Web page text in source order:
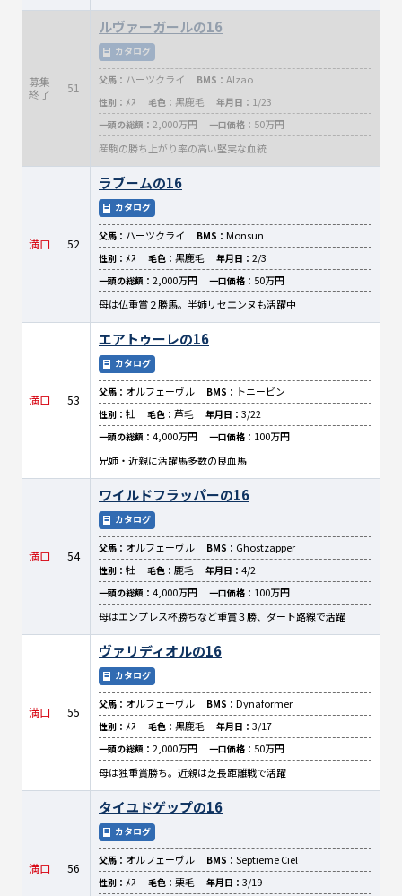
募集
終了
51
ルヴァーガールの16
カタログ
父馬： ハーツクライ BMS： Alzao
性別： ﾒｽ 毛色： 黒鹿毛 年月日： 1/23
一頭の総額： 2,000万円 一口価格： 50万円
産駒の勝ち上がり率の高い堅実な血統
満口 52
ラブームの16
カタログ
父馬： ハーツクライ BMS： Monsun
性別： ﾒｽ 毛色： 黒鹿毛 年月日： 2/3
一頭の総額： 2,000万円 一口価格： 50万円
母は仏重賞２勝馬。半姉リセエンヌも活躍中
満口 53
エアトゥーレの16
カタログ
父馬： オルフェーヴル BMS： トニービン
性別： 牡 毛色： 芦毛 年月日： 3/22
一頭の総額： 4,000万円 一口価格： 100万円
兄姉・近親に活躍馬多数の良血馬
満口 54
ワイルドフラッパーの16
カタログ
父馬： オルフェーヴル BMS： Ghostzapper
性別： 牡 毛色： 鹿毛 年月日： 4/2
一頭の総額： 4,000万円 一口価格： 100万円
母はエンプレス杯勝ちなど重賞３勝、ダート路線で活躍
満口 55
ヴァリディオルの16
カタログ
父馬： オルフェーヴル BMS： Dynaformer
性別： ﾒｽ 毛色： 黒鹿毛 年月日： 3/17
一頭の総額： 2,000万円 一口価格： 50万円
母は独重賞勝ち。近親は芝長距離戦で活躍
満口 56
タイユドゲップの16
カタログ
父馬： オルフェーヴル BMS： Septieme Ciel
性別： ﾒｽ 毛色： 栗毛 年月日： 3/19